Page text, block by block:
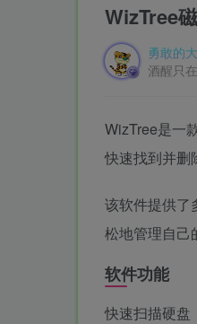
WizTree
勇敢的
酒醒只
WizTree是一
快速找到并删
该软件提供了
松地管理自己
软件功能
快速扫描硬盘